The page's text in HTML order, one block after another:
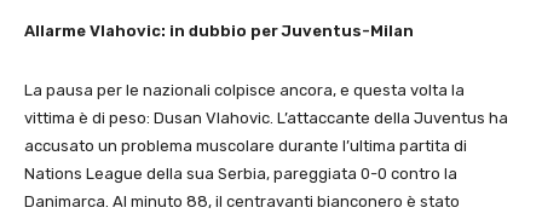
Allarme Vlahovic: in dubbio per Juventus-Milan
La pausa per le nazionali colpisce ancora, e questa volta la
vittima è di peso: Dusan Vlahovic. L’attaccante della Juventus ha
accusato un problema muscolare durante l’ultima partita di
Nations League della sua Serbia, pareggiata 0-0 contro la
Danimarca. Al minuto 88, il centravanti bianconero è stato